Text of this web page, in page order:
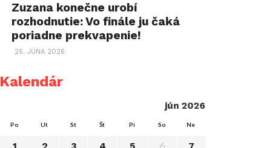
Zuzana konečne urobí
rozhodnutie: Vo finále ju čaká
poriadne prekvapenie!
25. JÚNA 2026
Kalendár
jún 2026
Po Ut St Št Pi So Ne
6